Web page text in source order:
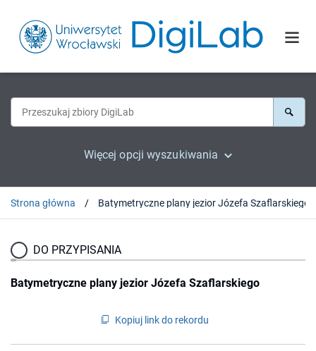
Więcej opcji wyszukiwania
Strona główna Batymetryczne plany jezior Józefa Szaflarskiego
DO PRZYPISANIA
Batymetryczne plany jezior Józefa Szaflarskiego
Kopiuj link do rekordu